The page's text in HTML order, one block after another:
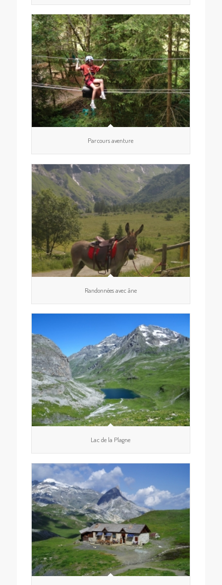
Parcours aventure
Randonnées avec âne
Lac de la Plagne